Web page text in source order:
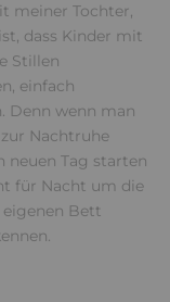
meiner Tochter,
dass Kinder mit
Stillen
einfach
Denn wenn man
Nachtruhe
Tag starten
für Nacht um die
Bett